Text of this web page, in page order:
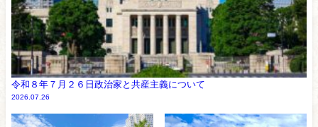
令和８年７月２６日政治家と共産主義について
2026.07.26